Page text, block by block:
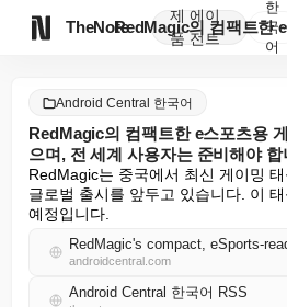
TheNote
제
품
에이
전트
한
국
어
Android Central 한국어
RedMagic의 컴팩트한 e스포츠용
으며, 전 세계 사용자는 준비해야 합
RedMagic는 중국에서 최신 게이밍
글로벌 출시를 앞두고 있습니다. 이
예정입니다.
androidcentral.com
Android Central 한국어 RSS